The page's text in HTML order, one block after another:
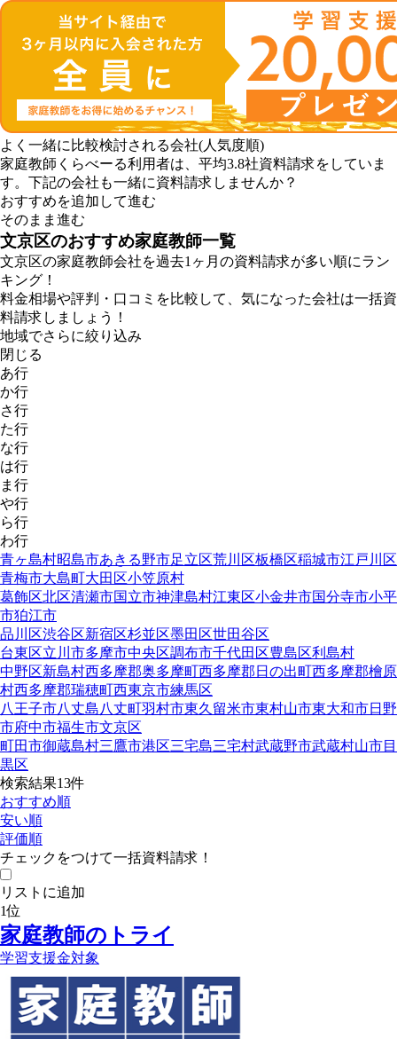
よく一緒に比較検討される会社(人気度順)
家庭教師くらべーる利用者は、 平均3.8社資料請求をしていま
す。下記の会社も一緒に資料請求しませんか？
おすすめを追加して進む
そのまま進む
文京区のおすすめ家庭教師一覧
文京区の家庭教師会社を過去1ヶ月の資料請求が多い順にラン
キング！
料金相場や評判・口コミを比較して、気になった会社は一括資
料請求しましょう！
地域でさらに絞り込み
閉じる
あ行
か行
さ行
た行
な行
は行
ま行
や行
ら行
わ行
青ヶ島村昭島市あきる野市足立区荒川区板橋区稲城市江戸川区
青梅市大島町大田区小笠原村
葛飾区北区清瀬市国立市神津島村江東区小金井市国分寺市小平
市狛江市
品川区渋谷区新宿区杉並区墨田区世田谷区
台東区立川市多摩市中央区調布市千代田区豊島区利島村
中野区新島村西多摩郡奥多摩町西多摩郡日の出町西多摩郡檜原
村西多摩郡瑞穂町西東京市練馬区
八王子市八丈島八丈町羽村市東久留米市東村山市東大和市日野
市府中市福生市文京区
町田市御蔵島村三鷹市港区三宅島三宅村武蔵野市武蔵村山市目
黒区
検索結果13件
おすすめ順
安い順
評価順
チェックをつけて一括資料請求！
リストに追加
1位
家庭教師のトライ
学習支援金対象